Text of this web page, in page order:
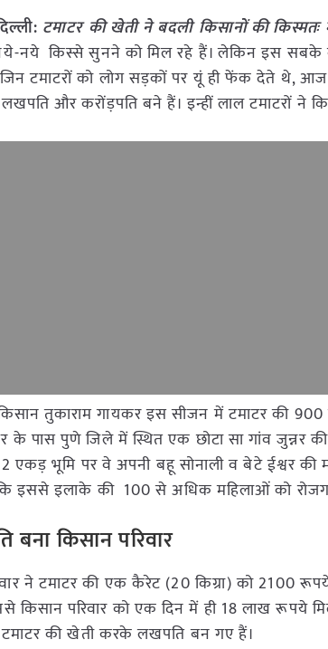
टमाटर की खेती ने बदली किसानों की किस्मतः
नये किस्से सुनने को मिल रहे हैं। लेकिन इस सबके
टमाटरों को लोग सड़कों पर यूं ही फेंक देते थे, आज
और करोंड़पति बने हैं। इन्हीं लाल टमाटरों ने
किसान तुकाराम गायकर इस सीजन में टमाटर की
के पास पुणे जिले में स्थित एक छोटा सा गांव
भूमि पर वे अपनी बहू सोनाली व बेटे ईश्वर
इससे इलाके की 100 से अधिक महिलाओं को
किसान परिवार
ने टमाटर की एक कैरेट (20 किग्रा) को
किसान परिवार को एक दिन में ही 18 लाख
की खेती करके लखपति बन गए हैं।